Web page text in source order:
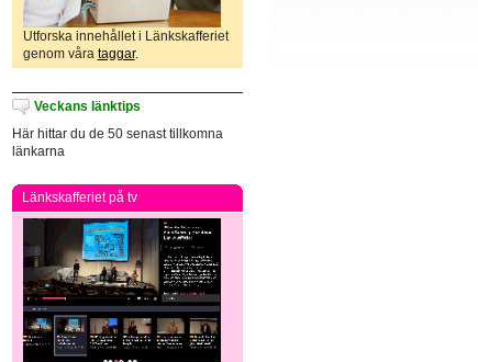
Utforska innehållet i Länkskafferiet
genom våra taggar.
Veckans länktips
Här hittar du de 50 senast tillkomna
länkarna
Länkskafferiet på tv